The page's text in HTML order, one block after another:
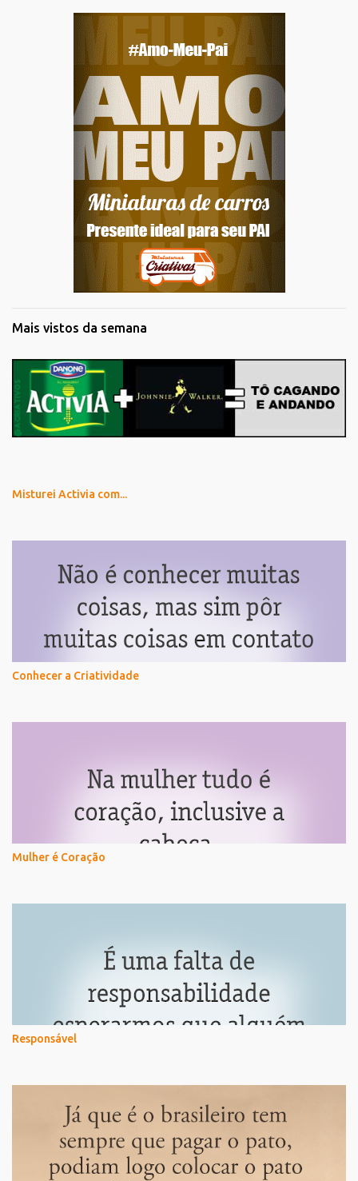
Mais vistos da semana
Misturei Activia com...
Conhecer a Criatividade
Mulher é Coração
Responsável